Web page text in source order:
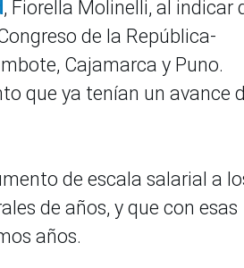
, Fiorella Molinelli, al indicar
de la República-
Cajamarca y Puno.
que ya tenían un avance
de escala salarial a
de años, y que con esas
años.